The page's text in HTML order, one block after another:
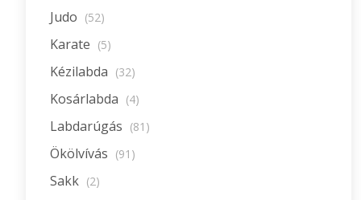
Judo (52)
Karate (5)
Kézilabda (32)
Kosárlabda (4)
Labdarúgás (81)
Ökölvívás (91)
Sakk (2)